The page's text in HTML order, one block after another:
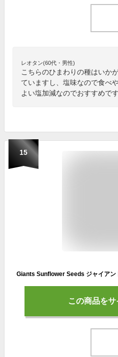
レオタン(60代・男性)
こちらのひまわりの種はいか
ていますし、塩味なので食べ
よい塩加減なのでおすすめです
15
この商品を